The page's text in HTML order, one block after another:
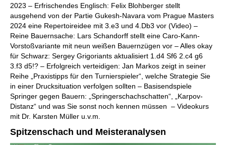
2023 – Erfrischendes Englisch: Felix Blohberger stellt
ausgehend von der Partie Gukesh-Navara vom Prague Masters
2024 eine Repertoireidee mit 3.e3 und 4.Db3 vor (Video) –
Reine Bauernsache: Lars Schandorff stellt eine Caro-Kann-
Vorstoßvariante mit neun weißen Bauernzügen vor – Alles okay
für Schwarz: Sergey Grigoriants aktualisiert 1.d4 Sf6 2.c4 g6
3.f3 d5!? – Erfolgreich verteidigen: Jan Markos zeigt in seiner
Reihe „Praxistipps für den Turnierspieler“, welche Strategie Sie
in einer Drucksituation verfolgen sollten – Basisendspiele
Springer gegen Bauern: „Springerschachschatten“, „Karpov-
Distanz“ und was Sie sonst noch kennen müssen – Videokurs
mit Dr. Karsten Müller u.v.m.
Spitzenschach und Meisteranalysen